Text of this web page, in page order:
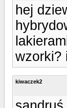
hej
wzorki?
kiwaczek2